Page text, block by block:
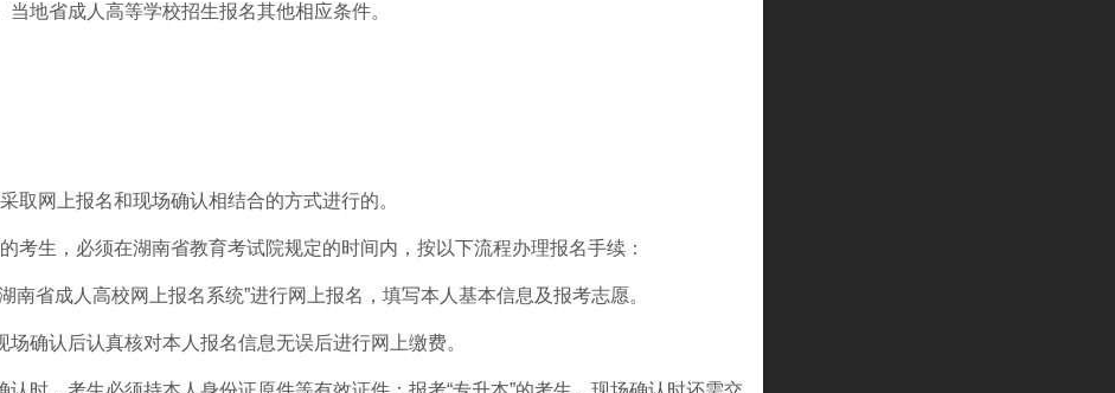
当地省成人高等学校招生报名其他相应条件。
取网上报名和现场确认相结合的方式进行的。
考生，必须在湖南省教育考试院规定的时间内，按以下流程办理报名手续：
南省成人高校网上报名系统”进行网上报名，填写本人基本信息及报考志愿。
场确认后认真核对本人报名信息无误后进行网上缴费。